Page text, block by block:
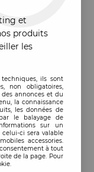
et
produits
les
techniques, ils sont
non obligatoires,
annonces et du
la connaissance
les données de
le balayage de
sur un
ci sera valable
accessories.
à tout
de la page. Pour